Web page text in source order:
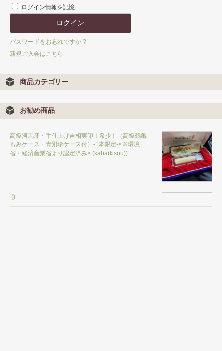
ログイン情報を記憶
パスワードをお忘れですか ?
新規ご入会はこちら
商品カテゴリー
お勧め商品
高級河馬牙・手仕上げ吉相実印！希少！（高級鶴亀
もみケース・青別珍ケース付）-1本限定-<※環境
省・経済産業省より認定済み> (kaba(kisou))
()